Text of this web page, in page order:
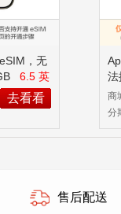
，无
6.5 英
去看看
法
寸
商
分
售后配送